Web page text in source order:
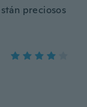
preciosos